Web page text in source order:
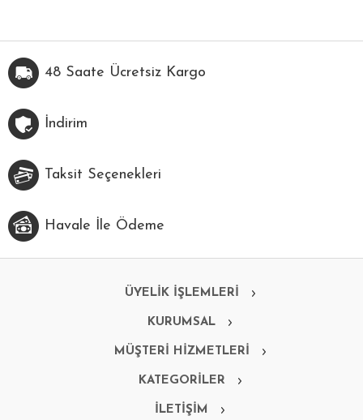
48 Saate Ücretsiz Kargo
İndirim
Taksit Seçenekleri
Havale İle Ödeme
ÜYELİK İŞLEMLERİ
KURUMSAL
MÜŞTERİ HİZMETLERİ
KATEGORİLER
İLETİŞİM